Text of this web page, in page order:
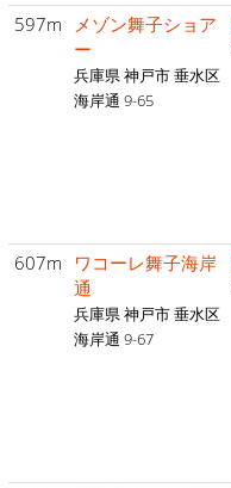
597m
メゾン舞子ショア
ー
兵庫県 神戸市 垂水区
海岸通 9-65
607m
ワコーレ舞子海岸
通
兵庫県 神戸市 垂水区
海岸通 9-67